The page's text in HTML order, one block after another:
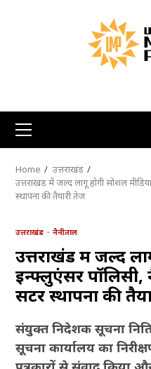
Primary
Menu
Home
उत्तराखंड
उत्तराखंड में जल्द लागू होगी सोशल
स्थापना की तैयारी तेज
उत्तराखंड नैनीताल
उत्तराखंड में जल्द
इन्फ्लुएंसर पॉलिसी,
सेंटर स्थापना की
संयुक्त निदेशक सूचना
सूचना कार्यालय का